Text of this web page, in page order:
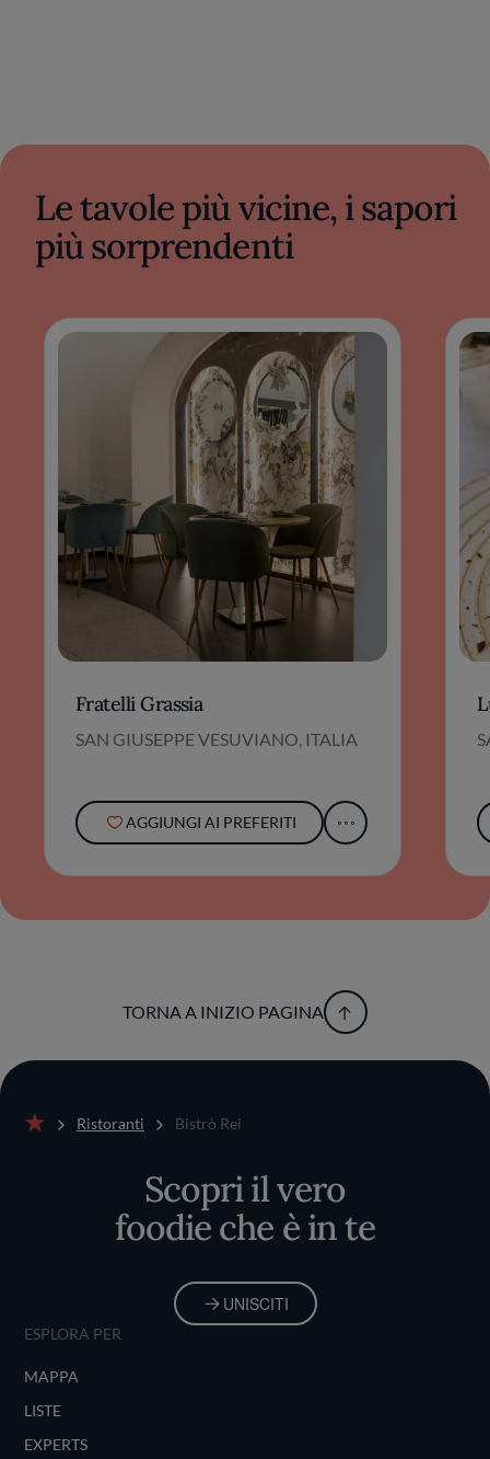
Le tavole più vicine, i sapori
più sorprendenti
Fratelli Grassia
SAN GIUSEPPE VESUVIANO, ITALIA
AGGIUNGI AI PREFERITI
TORNA A INIZIO PAGINA
Ristoranti Bistrò Rei
Scopri il vero
foodie che è in te
UNISCITI
ESPLORA PER
MAPPA
LISTE
EXPERTS